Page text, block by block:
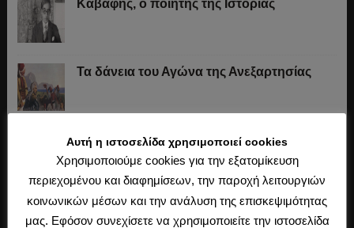
Καβάφης, ο ποιητής της Ιστορίας
Τα δάνεια του Αγώνα της Ανεξαρτησίας
Το «σύστημα» του Ιωάννη Κωλέττη (1844-
1847)
Η άλωση της Κωνσταντινούπολης (1453)
Αυτή η ιστοσελίδα χρησιμοποιεί cookies
Χρησιμοποιούμε cookies για την εξατομίκευση
περιεχομένου και διαφημίσεων, την παροχή λειτουργιών
κοινωνικών μέσων και την ανάλυση της επισκεψιμότητας
μας. Εφόσον συνεχίσετε να χρησιμοποιείτε την ιστοσελίδα